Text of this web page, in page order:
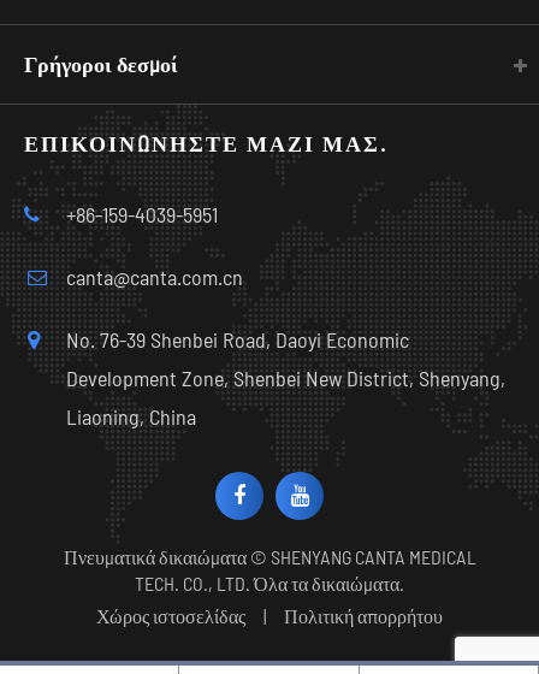
Γρήγοροι δεσμοί
ΕΠΙΚΟΙΝΩΝΉΣΤΕ ΜΑΖΊ ΜΑΣ.
+86-159-4039-5951
canta@canta.com.cn
No. 76-39 Shenbei Road, Daoyi Economic
Development Zone, Shenbei New District, Shenyang,
Liaoning, China
Πνευματικά δικαιώματα © SHENYANG CANTA MEDICAL
TECH. CO., LTD.Όλα τα δικαιώματα.
Χώρος ιστοσελίδας | Πολιτική απορρήτου